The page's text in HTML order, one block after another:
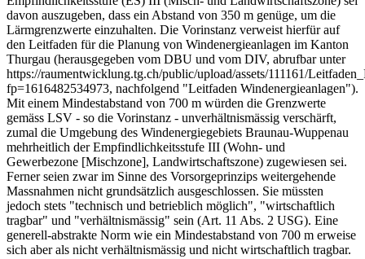
davon auszugeben, dass ein Abstand von 350 m genüge, um die
Lärmgrenzwerte einzuhalten. Die Vorinstanz verweist hierfür auf
den Leitfaden für die Planung von Windenergieanlagen im Kanton
Thurgau (herausgegeben vom DBU und vom DIV, abrufbar unter
https://raumentwicklung.tg.ch/public/upload/assets/111161/
fp=1616482534973, nachfolgend "Leitfaden Windenergieanlagen").
Mit einem Mindestabstand von 700 m würden die Grenzwerte
gemäss LSV - so die Vorinstanz - unverhältnismässig verschärft,
zumal die Umgebung des Windenergiegebiets Braunau-Wuppenau
mehrheitlich der Empfindlichkeitsstufe III (Wohn- und
Gewerbezone [Mischzone], Landwirtschaftszone) zugewiesen sei.
Ferner seien zwar im Sinne des Vorsorgeprinzips weitergehende
Massnahmen nicht grundsätzlich ausgeschlossen. Sie müssten
jedoch stets "technisch und betrieblich möglich", "wirtschaftlich
tragbar" und "verhältnismässig" sein (Art. 11 Abs. 2 USG). Eine
generell-abstrakte Norm wie ein Mindestabstand von 700 m erweise
sich aber als nicht verhältnismässig und nicht wirtschaftlich tragbar.